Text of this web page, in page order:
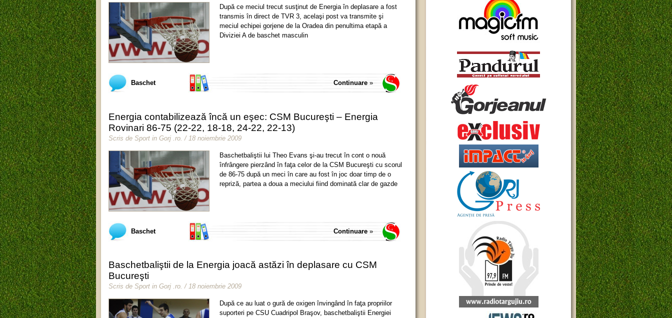
După ce meciul trecut susţinut de Energia în deplasare a fost
transmis în direct de TVR 3, acelaşi post va transmite şi
meciul echipei gorjene de la Oradea din penultima etapă a
Diviziei A de baschet masculin
Baschet Continuare »
Energia contabilizează încă un eşec: CSM Bucureşti – Energia
Rovinari 86-75 (22-22, 18-18, 24-22, 22-13)
Scris de Sport in Gorj .ro / 18 noiembrie 2009
Baschetbaliştii lui Theo Evans şi-au trecut în cont o nouă
înfrângere pierzând în faţa celor de la CSM Bucureşti cu scorul
de 86-75 după un meci în care au fost în joc doar timp de o
repriză, partea a doua a meciului fiind dominată clar de gazde
Baschet Continuare »
Baschetbaliştii de la Energia joacă astăzi în deplasare cu CSM
Bucureşti
Scris de Sport in Gorj .ro. / 18 noiembrie 2009
După ce au luat o gură de oxigen învingând în faţa propriilor
suporteri pe CSU Cuadripol Braşov, baschetbaliştii Energiei